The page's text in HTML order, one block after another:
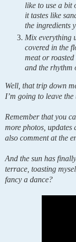
like to use a bit
it tastes like
the ingredients
Mix everything
covered in the
meat or
and the rhythm
Well, that trip down
I’m going to leave
Remember that you
more photos, updates
also comment at the
And the sun has
terrace, toasting
fancy a dance?